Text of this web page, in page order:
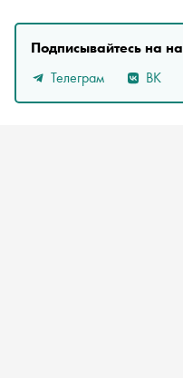
Подписывайтесь на
Телеграм
ВК